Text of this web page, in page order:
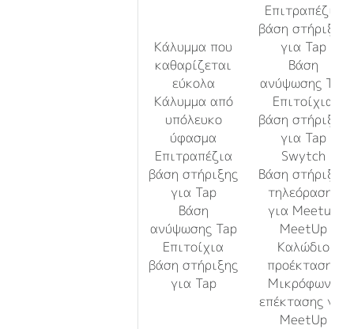
Κάλυμμα που
καθαρίζεται
εύκολα
Κάλυμμα από
υπόλευκο
ύφασμα
Επιτραπέζια
βάση στήριξης
για Tap
Βάση
ανύψωσης Tap
Επιτοίχια
βάση στήριξης
για Tap
Επιτραπέζια
βάση στήριξης
για Tap
Βάση
ανύψωσης Tap
Επιτοίχια
βάση στήριξης
για Tap
Swytch
Βάση στήριξης
τηλεόρασης
για Meetup
MeetUp
Καλώδιο
προέκτασης
Μικρόφωνο
επέκτασης για
MeetUp